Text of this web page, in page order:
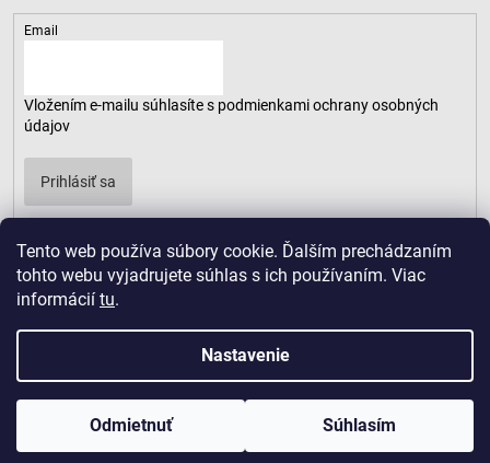
Tento web používa súbory cookie. Ďalším prechádzaním
tohto webu vyjadrujete súhlas s ich používaním. Viac
informácií tu.
Nastavenie
Odmietnuť Súhlasím
Email
Vložením e-mailu súhlasíte s podmienkami ochrany osobných
údajov
Prihlásiť sa
D2solutions
Copyright 2026 . Všetky práva vyhradené.